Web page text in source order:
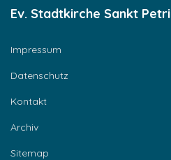
Ev. Stadtkirche Sankt Petri
Impressum
Datenschutz
Kontakt
Archiv
Sitemap